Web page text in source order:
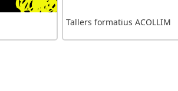
Tallers formatius ACOLLIM